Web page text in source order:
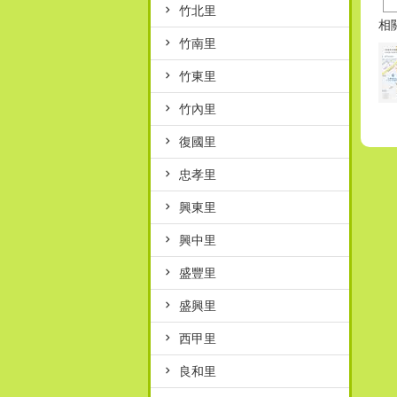
竹北里
竹南里
竹東里
竹內里
復國里
忠孝里
興東里
興中里
盛豐里
盛興里
西甲里
良和里
相